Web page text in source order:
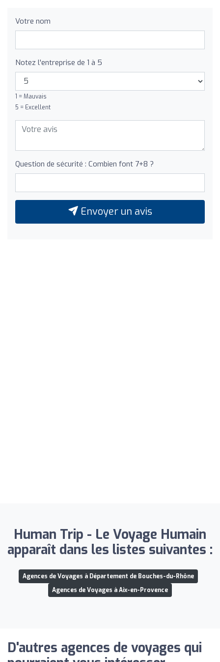
Votre nom
Notez l'entreprise de 1 à 5
1 = Mauvais
5 = Excellent
Question de sécurité : Combien font 7+8 ?
Envoyer un avis
Human Trip - Le Voyage Humain
apparaît dans les listes suivantes :
Agences de Voyages à Département de Bouches-du-Rhône
Agences de Voyages à Aix-en-Provence
D'autres agences de voyages qui